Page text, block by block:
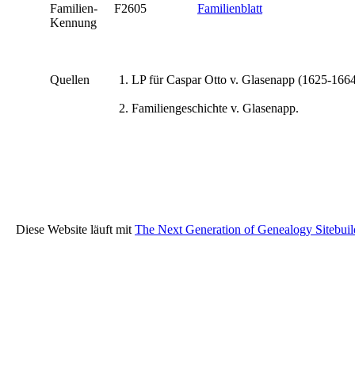
Familien-
Kennung
F2605 Familienblatt
Quellen LP für Caspar Otto v. Glasenapp (1625-
Familiengeschichte v. Glasenapp.
Diese Website läuft mit The Next Generation of Genealogy